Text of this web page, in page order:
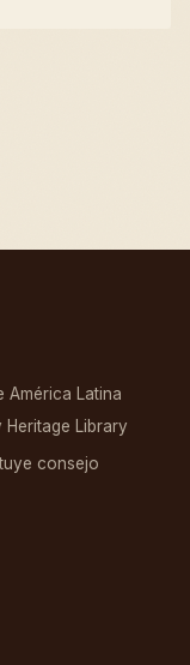
América Latina
Heritage Library
consejo